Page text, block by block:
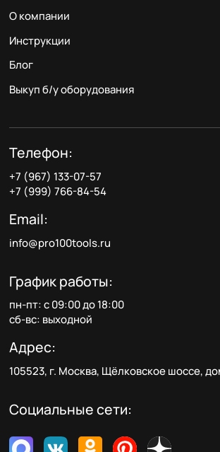
О компании
Инструкции
Блог
Выкуп б/у оборудования
Телефон:
+7 (967) 133-07-57
+7 (999) 766-84-54
Email:
info@pro100tools.ru
График работы:
пн-пт: с 09:00 до 18:00
сб-вс: выходной
Адрес:
105523, г. Москва, Щёлковское шоссе,
Социальные сети: